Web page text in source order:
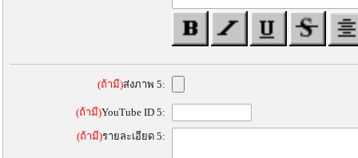
(ถ้ามี)ส่งภาพ 5:
(ถ้ามี)YouTube ID 5:
(ถ้ามี)รายละเอียด 5: